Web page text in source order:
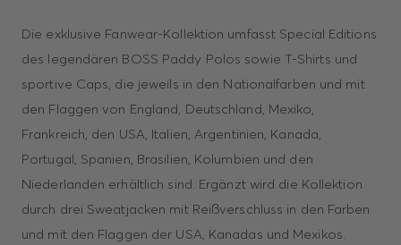
Die exklusive Fanwear-Kollektion umfasst Special Editions
des legendären BOSS Paddy Polos sowie T-Shirts und
sportive Caps, die jeweils in den Nationalfarben und mit
den Flaggen von England, Deutschland, Mexiko,
Frankreich, den USA, Italien, Argentinien, Kanada,
Portugal, Spanien, Brasilien, Kolumbien und den
Niederlanden erhältlich sind. Ergänzt wird die Kollektion
durch drei Sweatjacken mit Reißverschluss in den Farben
und mit den Flaggen der USA, Kanadas und Mexikos.